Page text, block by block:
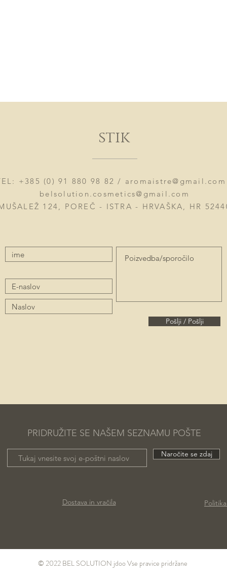
stik
+385 (0) 91 880 98 82 / aromaistre@gmail.com
belsolution.cosmetics@gmail.com
124, POREČ - ISTRA - HRVAŠKA, HR
Pošlji / Pošlji
PRIDRUŽITE SE NAŠEM SEZNAMU POŠTE
Naročite se zdaj
Dostava in vračila
© 2022 BEL SOLUTION jdoo Vse pravice pridržane